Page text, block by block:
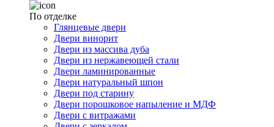
По отделке
Глянцевые двери
Двери винорит
Двери из массива дуба
Двери из нержавеющей стали
Двери ламинированные
Двери натуральный шпон
Двери под старину
Двери порошковое напыление и МДФ
Двери с витражами